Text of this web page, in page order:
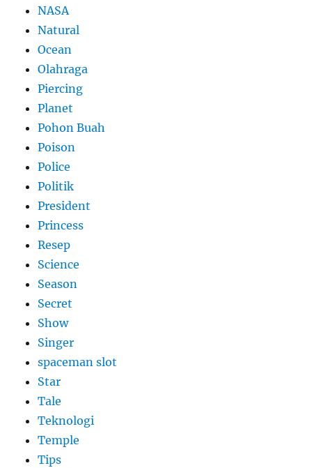
NASA
Natural
Ocean
Olahraga
Piercing
Planet
Pohon Buah
Poison
Police
Politik
President
Princess
Resep
Science
Season
Secret
Show
Singer
spaceman slot
Star
Tale
Teknologi
Temple
Tips